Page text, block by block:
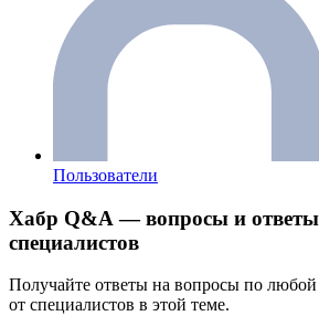
Пользователи
Хабр Q&A — вопросы и
специалистов
Получайте ответы на вопросы по любой
от специалистов в этой теме.